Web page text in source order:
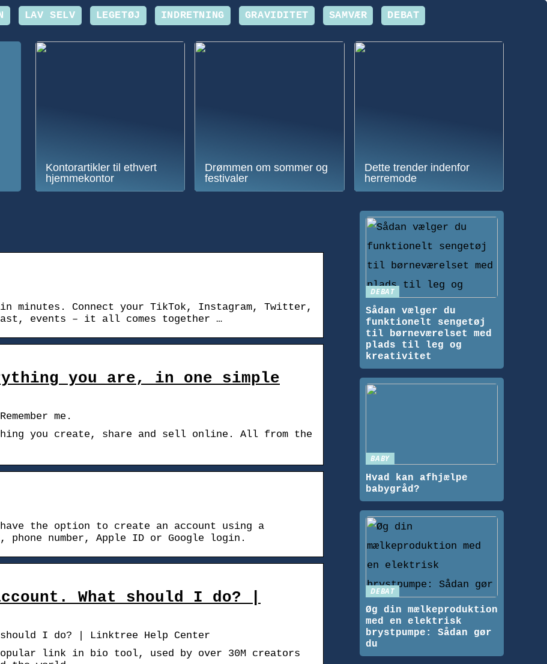
LAV SELV LEGETØJ INDRETNING GRAVIDITET SAMVÆR DEBAT
Kontorartikler til ethvert
hjemmekontor
Drømmen om sommer og
festivaler
Dette trender indenfor
herremode
minutes. Connect your TikTok, Instagram, Twitter,
events – it all comes together …
you are, in one simple
me.
you create, share and sell online. All from the
the option to create an account using a
phone number, Apple ID or Google login.
What should I do? |
I do? | Linktree Help Center
link in bio tool, used by over 30M creators
DEBAT
Sådan vælger du
funktionelt sengetøj
til børneværelset med
plads til leg og
kreativitet
BABY
Hvad kan afhjælpe
babygråd?
DEBAT
Øg din mælkeproduktion
med en elektrisk
brystpumpe: Sådan gør
du